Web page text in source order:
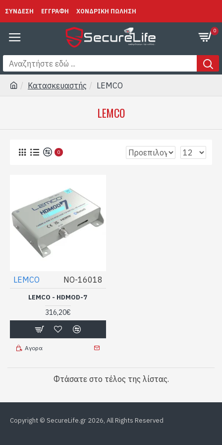
ΣΥΝΔΕΣΗ ΕΓΓΡΑΦΗ ΧΟΝΔΡΙΚΗ ΠΩΛΗΣΗ
0
Κατασκευαστής LEMCO
LEMCO
0
LEMCO NO-16018
LEMCO - HDMOD-7
316,20€
Αγορα
Φτάσατε στο τέλος της λίστας.
Copyright © SecureLife.gr 2026, All Rights Reserved